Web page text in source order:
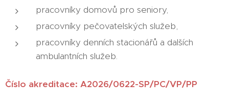
pracovníky domovů pro seniory,
pracovníky pečovatelských služeb,
pracovníky denních stacionářů a dalších
ambulantních služeb.
Číslo akreditace: A2026/0622-SP/PC/VP/PP